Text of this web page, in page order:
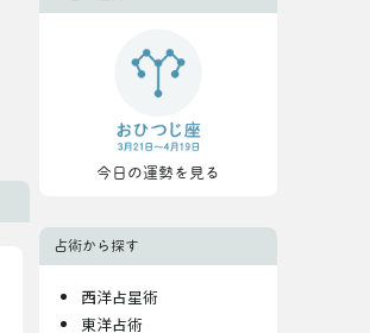
今日の運勢を見る
占術から探す
西洋占星術
東洋占術